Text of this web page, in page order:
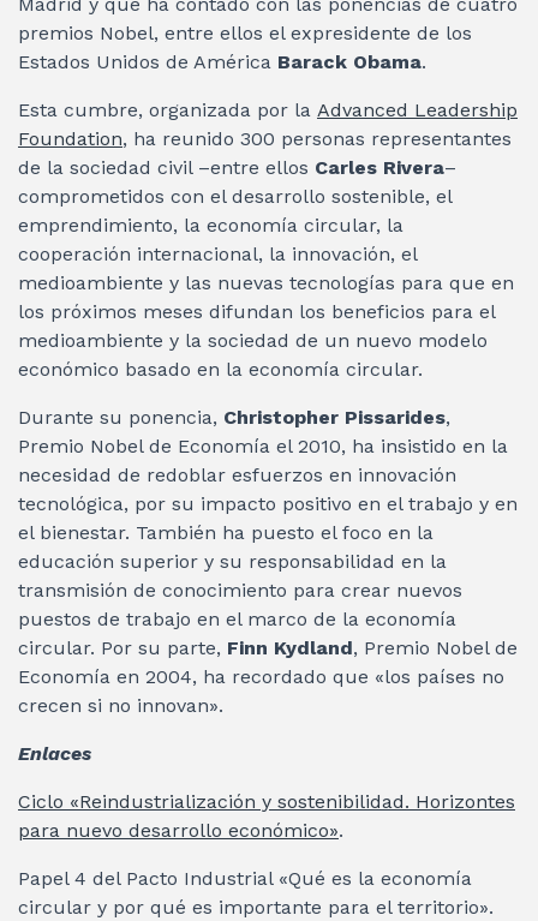
premios Nobel, entre ellos el expresidente de los
Estados Unidos de América Barack Obama.
Esta cumbre, organizada por la Advanced Leadership
Foundation, ha reunido 300 personas representantes
de la sociedad civil –entre ellos Carles Rivera–
comprometidos con el desarrollo sostenible, el
emprendimiento, la economía circular, la
cooperación internacional, la innovación, el
medioambiente y las nuevas tecnologías para que en
los próximos meses difundan los beneficios para el
medioambiente y la sociedad de un nuevo modelo
económico basado en la economía circular.
Durante su ponencia, Christopher Pissarides,
Premio Nobel de Economía el 2010, ha insistido en la
necesidad de redoblar esfuerzos en innovación
tecnológica, por su impacto positivo en el trabajo y en
el bienestar. También ha puesto el foco en la
educación superior y su responsabilidad en la
transmisión de conocimiento para crear nuevos
puestos de trabajo en el marco de la economía
circular. Por su parte, Finn Kydland, Premio Nobel de
Economía en 2004, ha recordado que «los países no
crecen si no innovan».
Enlaces
Ciclo «Reindustrialización y sostenibilidad. Horizontes
para nuevo desarrollo económico».
Papel 4 del Pacto Industrial «Qué es la economía
circular y por qué es importante para el territorio».